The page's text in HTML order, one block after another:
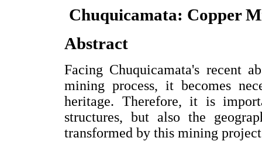
Chuquicamata: Copper
Abstract
Facing Chuquicamata's recent
mining process, it becomes
heritage. Therefore, it is
structures, but also the
transformed by this mining